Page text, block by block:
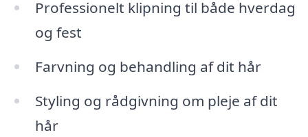
Professionelt klipning til både hverdag
og fest
Farvning og behandling af dit hår
Styling og rådgivning om pleje af dit
hår